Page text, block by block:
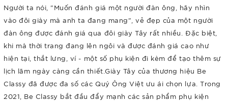
Người ta nói, "Muốn đánh giá một người đàn ông, hãy nhìn
vào đôi giày mà anh ta đang mang", vẻ đẹp của một người
đàn ông được đánh giá qua đôi giày Tây rất nhiều. Đặc biệt,
khi mà thời trang đang lên ngôi và được đánh giá cao như
hiện tại, thắt lưng, ví - một số phụ kiện đi kèm để tạo thêm sự
lịch lãm ngày càng cần thiết.Giày Tây của thương hiệu Be
Classy đã được đa số các Quý Ông Việt ưu ái chọn lựa. Trong
2021, Be Classy bắt đầu đẩy mạnh các sản phẩm phụ kiện